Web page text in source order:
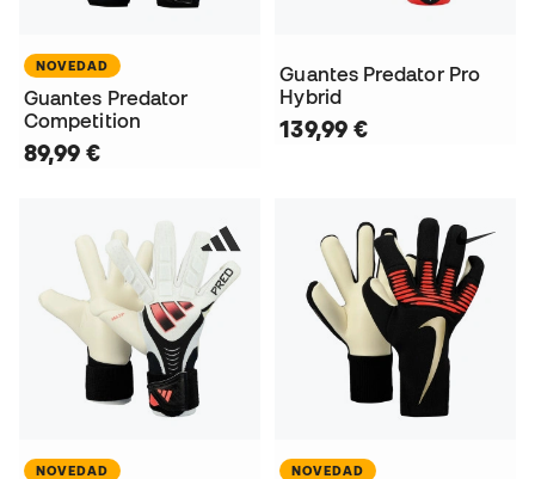
NOVEDAD
Guantes Predator
Competition
89,99 €
Guantes Predator Pro
Hybrid
139,99 €
NOVEDAD NOVEDAD